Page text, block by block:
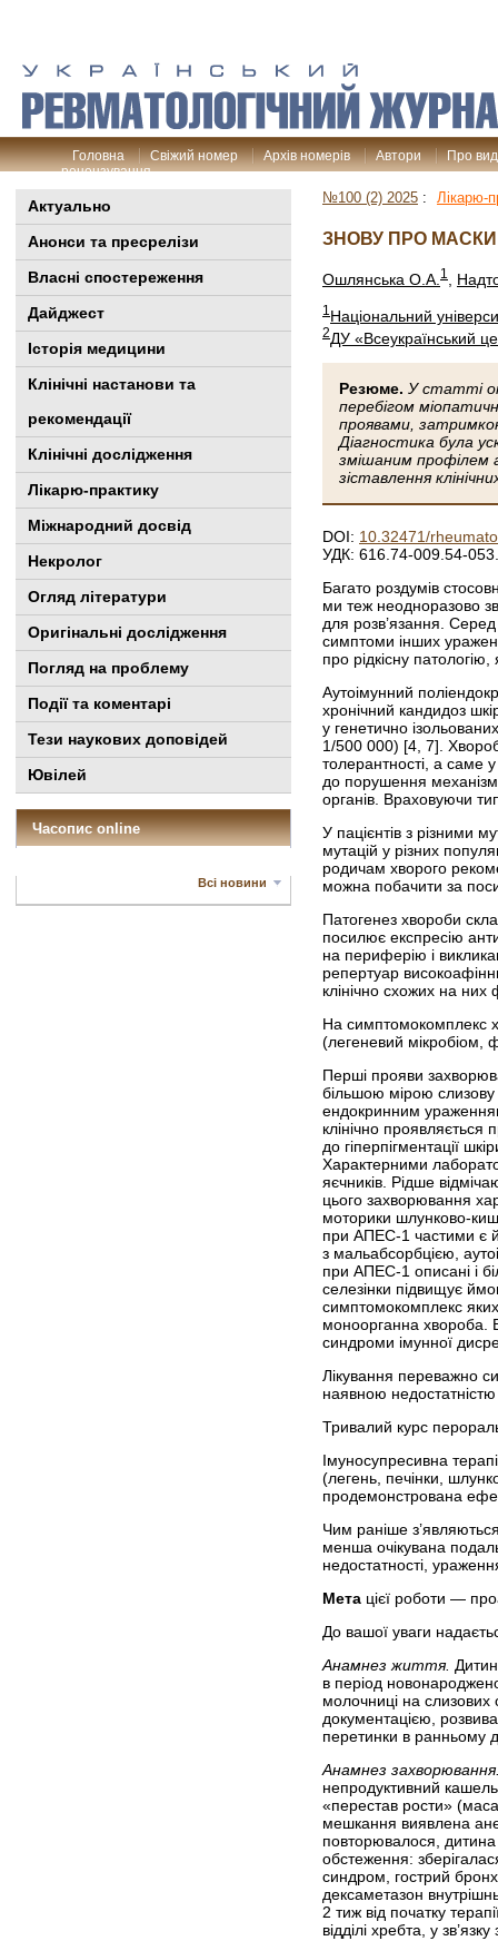
Головна Свіжий номер Архів номерів Автори
Про
рецензування
Актуально
Анонси та пресрелізи
Власні спостереження
Дайджест
Історія медицини
Клінiчні настанови та
рекомендації
Клінічні дослідження
Лікарю-практику
Міжнародний досвід
Некролог
Огляд літератури
Оригінальні дослідження
Погляд на проблему
Події та коментарі
Тези наукових доповідей
Ювілей
Часопис online
Всі новини
№100 (2) 2025 : Лікарю-
ЗНОВУ ПРО МАСКИ
Ошлянська О.А. 1
1Національний
2ДУ «Всеукраїнський
Резюме. У статті
перебігом
проявами,
Діагностика була
змішаним профілем
зіставлення
DOI: 10.32471/
УДК: 616.74-009.54-
Багато роздумів
ми теж неодноразово
для розв’язання.
симптоми інших
про рідкісну патологію,
Аутоімунний
хронічний кандидоз
у генетично
1/500 000) [4, 7].
толерантності, а саме у
до порушення
органів. Враховуючи
У пацієнтів з різними
мутацій у різних
родичам хворого
можна побачити за
Патогенез хвороби
посилює експресію
на периферію і
репертуар
клінічно схожих на
На симптомокомплекс
(легеневий
Перші прояви
більшою мірою слизову
ендокринним
клінічно проявляється
до гіперпігментації
Характерними
яєчників. Рідше
цього захворювання
моторики шлунково-
при АПЕС-1 частими є й
з мальабсорбцією,
при АПЕС-1 описані і
селезінки підвищує
симптомокомплекс яких
моноорганна хвороба. В
синдроми імунної
Лікування переважно
наявною
Тривалий курс
Імуносупресивна
(легень, печінки,
продемонстрована
Чим раніше
менша очікувана
недостатності,
Мета цієї роботи —
До вашої уваги
Анамнез життя.
в період
молочниці на слизових
документацією,
перетинки в ранньому
Анамнез
непродуктивний
«перестав рости»
мешкання виявлена
повторювалося, дитина
обстеження:
синдром, гострий
дексаметазон
2 тиж від початку
відділі хребта, у